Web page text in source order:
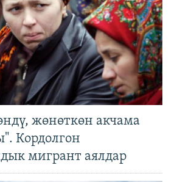
жөнөткөн акчама
Кордолгон
мигрант аялдар